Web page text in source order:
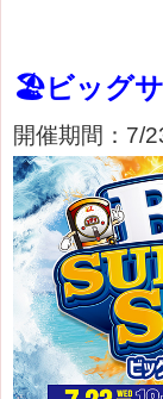
🏖️ビッグサ
開催期間：7/